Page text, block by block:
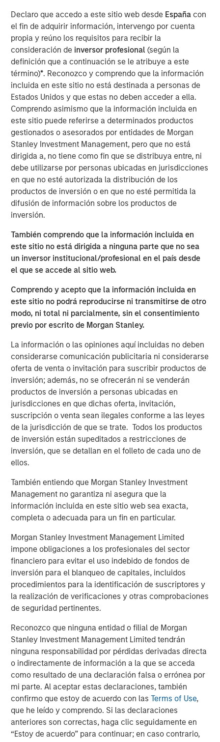
Declaro que accedo a este sitio web desde España con
el fin de adquirir información, intervengo por cuenta
propia y reúno los requisitos para recibir la
consideración de inversor profesional(según la
definición que a continuación se le atribuye a este
término)*. Reconozco y comprendo que la información
incluida en este sitio no está destinada a personas de
Estados Unidos y que estas no deben acceder a ella.
Comprendo asimismo que la información incluida en
este sitio puede referirse a determinados productos
gestionados o asesorados por entidades de Morgan
Stanley Investment Management, pero que no está
dirigida a, no tiene como fin que se distribuya entre, ni
debe utilizarse por personas ubicadas en jurisdicciones
en que no esté autorizada la distribución de los
productos de inversión o en que no esté permitida la
difusión de información sobre los productos de
inversión.
También comprendo que la información incluida en
este sitio no está dirigida a ninguna parte que no sea
un inversor institucional/profesional en el país desde
el que se accede al sitio web.
Comprendo y acepto que la información incluida en
este sitio no podrá reproducirse ni transmitirse de otro
modo, ni total ni parcialmente, sin el consentimiento
previo por escrito de Morgan Stanley.
La información o las opiniones aquí incluidas no deben
considerarse comunicación publicitaria ni considerarse
oferta de venta o invitación para suscribir productos de
inversión; además, no se ofrecerán ni se venderán
productos de inversión a personas ubicadas en
jurisdicciones en que dichas oferta, invitación,
suscripción o venta sean ilegales conforme a las leyes
de la jurisdicción de que se trate. Todos los productos
de inversión están supeditados a restricciones de
inversión, que se detallan en el folleto de cada uno de
ellos.
También entiendo que Morgan Stanley Investment
Management no garantiza ni asegura que la
información incluida en este sitio web sea exacta,
completa o adecuada para un fin en particular.
Morgan Stanley Investment Management Limited
impone obligaciones a los profesionales del sector
financiero para evitar el uso indebido de fondos de
inversión para el blanqueo de capitales, incluidos
procedimientos para la identificación de suscriptores y
la realización de verificaciones y otras comprobaciones
de seguridad pertinentes.
Reconozco que ninguna entidad o filial de Morgan
Stanley Investment Management Limited tendrán
ninguna responsabilidad por pérdidas derivadas directa
o indirectamente de información a la que se acceda
como resultado de una declaración falsa o errónea por
mi parte. Al aceptar estas declaraciones, también
confirmo que estoy de acuerdo con lasTerms of Use,
que he leído y comprendo. Si las declaraciones
anteriores son correctas, haga clic seguidamente en
“Estoy de acuerdo” para continuar; en caso contrario,
This paper dissects the four core elements behind the AI
software disruption thesis, while offering insights into AI-
specific safeguards that underwriters can apply to
mitigate risk. While certain AI disruption risks are valid in
a narrow context, many are overstated, in our view,
particularly for mission-critical, enterprise-grade
software systems where durability, compliance,
proprietary data and integration depth remain paramount.
Rather than signaling decline, AI may act as a net-
positive tailwind for well-positioned software incumbents
—expanding the total addressable market (TAM),
enhancing product stickiness, and unlocking new
pathways to monetization. Meanwhile, outside of
sentiment driven indicators, credit and equity
fundamentals have emerged from the latest quarter on a
solid footing.
Agentic AI can be a TAM Expander for
Software
Download Full Report
North America Private Credit
Integrated private credit platform across Direct Lending
and Opportunistic Credit strategies. Our experienced
team provides flexible, patient, long-term capital to
leading owner-operated and private equity-backed
ARTÍCULOS RELACIONADOS
ARTÍCULO
Private Credit Market Monitor - Q2 2026
ALTS IN FOCUS
Private Credit 2026 Midyear Outlook
ARTÍCULO
Opportunistic Credit: Flexible Capital for an
Evolving Market